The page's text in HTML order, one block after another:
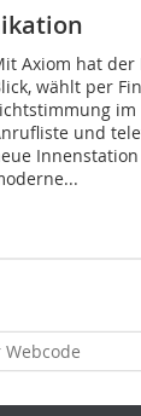
Axiom hat
wählt per
und